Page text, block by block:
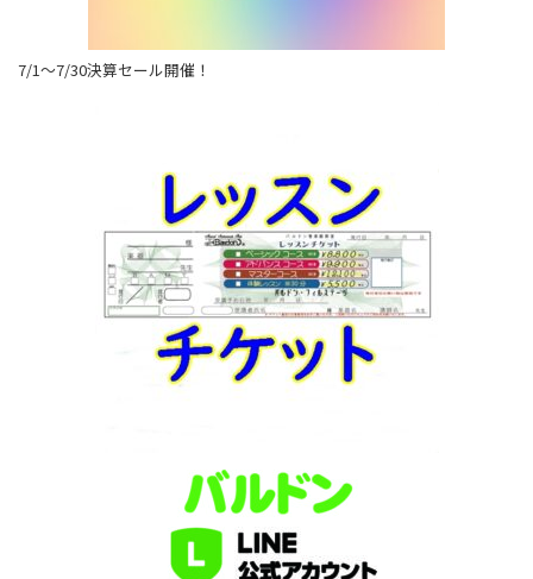
7/1～7/30決算セール開催！